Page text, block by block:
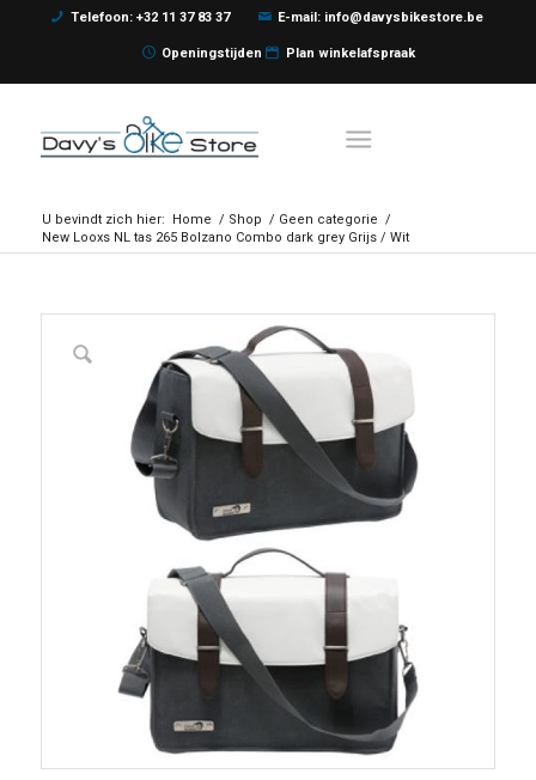
Telefoon: +32 11 37 83 37 E-mail: info@davysbikestore.be
Openingstijden Plan winkelafspraak
U bevindt zich hier: Home / Shop / Geen categorie /
New Looxs NL tas 265 Bolzano Combo dark grey Grijs / Wit